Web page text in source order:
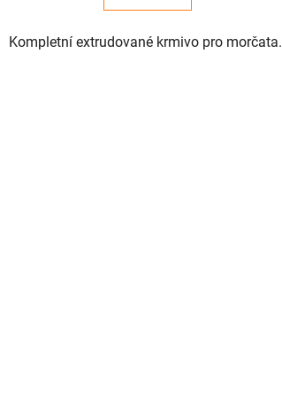
Kompletní extrudované krmivo pro morčata.